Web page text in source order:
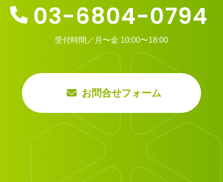
03-6804-0794
受付時間／月〜金 10:00〜18:00
お問合せフォーム